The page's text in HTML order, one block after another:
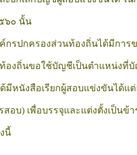
๖๐ นั้น
กรปกครองส่วนท้องถิ่นได้มีกา
องถิ่นขอใช้บัญชีเป็นตำแหน่งที่
มีหนังสือเรียกผู้สอบแข่งขันได้แ
บ) เพื่อบรรจุและแต่งตั้งเป็นข้า
นี้